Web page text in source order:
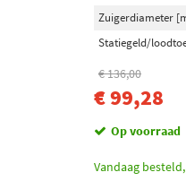
Zuigerdiameter
Statiegeld/
€ 136,00
€ 99,28
Op voorraad
Vandaag